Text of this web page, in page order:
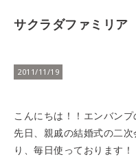
サクラダファミリア
2011/11/19
こんにちは！！エンバンプ
先日、親戚の結婚式の二
り、毎日使っております！